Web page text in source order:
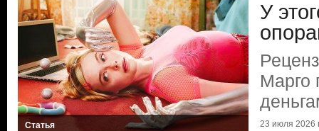
Статья
У
Марго
23 июля 2026